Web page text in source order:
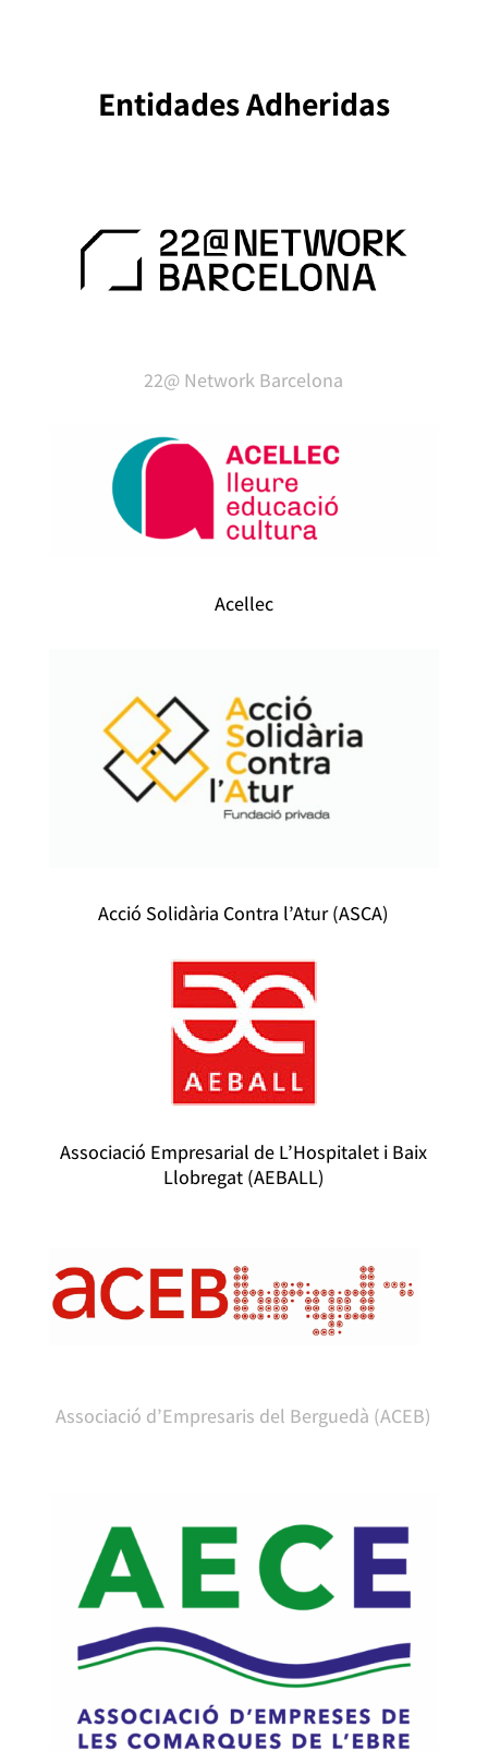
Entidades Adheridas
22@ Network Barcelona
Acellec
Acció Solidària Contra l’Atur (ASCA)
Associació Empresarial de L’Hospitalet i Baix
Llobregat (AEBALL)
Associació d’Empresaris del Berguedà (ACEB)